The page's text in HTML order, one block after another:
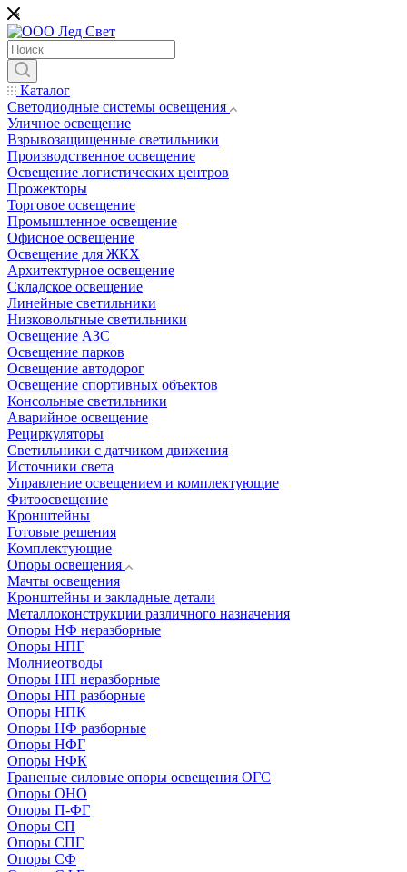
Каталог
Светодиодные системы освещения
Уличное освещение
Взрывозащищенные светильники
Производственное освещение
Освещение логистических центров
Прожекторы
Торговое освещение
Промышленное освещение
Офисное освещение
Освещение для ЖКХ
Архитектурное освещение
Складское освещение
Линейные светильники
Низковольтные светильники
Освещение АЗС
Освещение парков
Освещение автодорог
Освещение спортивных объектов
Консольные светильники
Аварийное освещение
Рециркуляторы
Светильники с датчиком движения
Источники света
Управление освещением и комплектующие
Фитоосвещение
Кронштейны
Готовые решения
Комплектующие
Опоры освещения
Мачты освещения
Кронштейны и закладные детали
Металлоконструкции различного назначения
Опоры НФ неразборные
Опоры НПГ
Молниеотводы
Опоры НП неразборные
Опоры НП разборные
Опоры НПК
Опоры НФ разборные
Опоры НФГ
Опоры НФК
Граненые силовые опоры освещения ОГС
Опоры ОНО
Опоры П-ФГ
Опоры СП
Опоры СПГ
Опоры СФ
*